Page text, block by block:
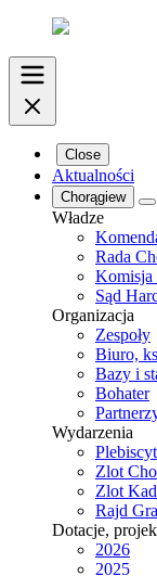
Close
Aktualności
Chorągiew
Władze
Rada
Komisja
Sąd
Organizacja
Zespoły
Biuro,
Bazy i
Bohater
Wydarzenia
Zlot
Zlot
Rajd
Dotacje,
2026
2025